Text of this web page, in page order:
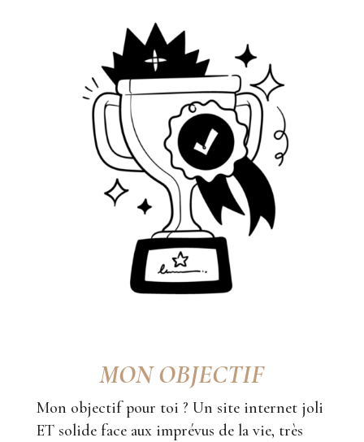
MON OBJECTIF
Mon objectif pour toi ? Un site internet joli
ET solide face aux imprévus de la vie, très